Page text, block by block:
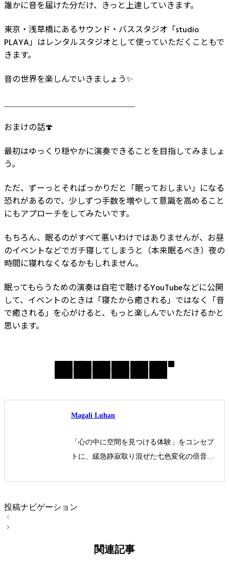
誰かに音を届けた分だけ、きっと上達していきます。⁡
東京・浅草橋にあるサウンド・バススタジオ「studio
PLAYA」はレンタルスタジオとして使っていただくこともで
きます。
音の世界を楽しんでいきましょう✨️
おまけの話🍄
最初はゆっくり穏やかに演奏できることを目指してみましょ
う。
ただ、ずーっとそればっかりだと「眠っておしまい」になる
恐れがあるので、少しずつ手数を増やして意識を高めること
にもアプローチをしてみたいです。
もちろん、眠るのがすべて悪いわけではありませんが、お昼
のイベントなどでガチ寝してしまうと（本来眠るべき）夜の
時間に寝れなくなるかもしれません。
眠ってもらうための演奏は自宅で聴けるYouTubeなどに公開
して、イベントのときは「寝たから癒される」ではなく「音
で癒される」を心がけると、もっと楽しんでいただけるかと
思います。
Magali Luhan
「心の中に空間を見つける体験」をコンセプ
トに、緩急静寂取り混ぜた七色変化の倍音サ
投稿ナビゲーション
関連記事